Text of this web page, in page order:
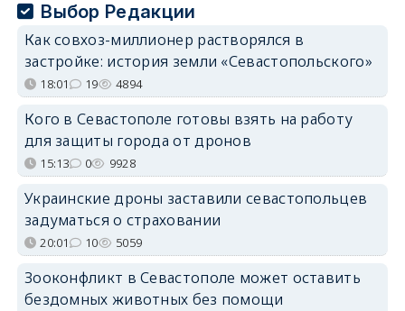
Выбор Редакции
Как совхоз-миллионер растворялся в
застройке: история земли «Севастопольского»
18:01 19 4894
Кого в Севастополе готовы взять на работу
для защиты города от дронов
15:13 0 9928
Украинские дроны заставили севастопольцев
задуматься о страховании
20:01 10 5059
Зооконфликт в Севастополе может оставить
бездомных животных без помощи